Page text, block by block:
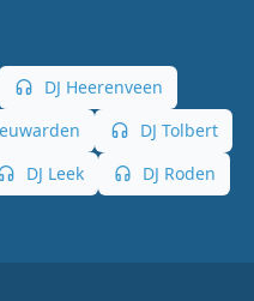
DJ Heerenveen
DJ Tolbert
DJ Leek DJ Roden